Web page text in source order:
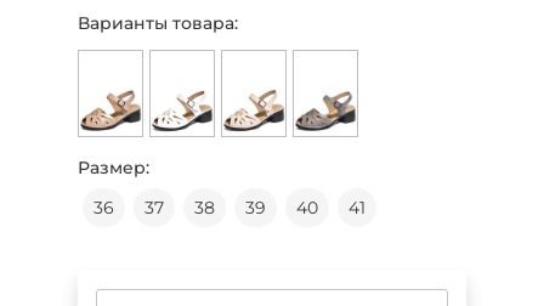
Варианты товара:
Размер:
36
37 38 39 40 41